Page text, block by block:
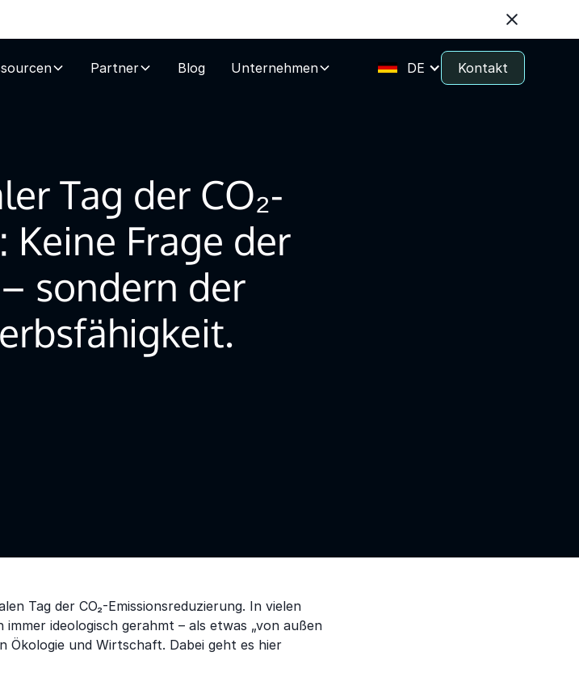
Partner Blog Unternehmen DE Kontakt
Tag der CO₂-
Keine Frage der
sondern der
Tag der CO₂-Emissionsreduzierung. In vielen
ideologisch gerahmt – als etwas „von außen
Ökologie und Wirtschaft. Dabei geht es hier